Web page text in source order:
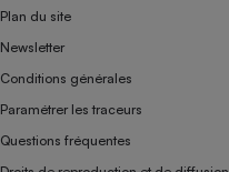
Plan du site
Newsletter
Conditions générales
Paramétrer les traceurs
Questions fréquentes